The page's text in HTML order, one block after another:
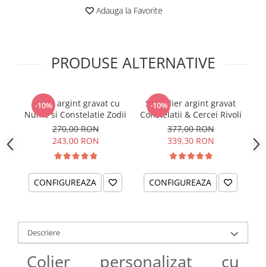
Adauga la Favorite
PRODUSE ALTERNATIVE
-10%
Colier argint gravat cu
Nume si Constelatie Zodii
270,00 RON
243,00 RON
CONFIGUREAZA
-10%
Set colier argint gravat
Constelatii & Cercei Rivoli
377,00 RON
339,30 RON
CONFIGUREAZA
Descriere
Colier personalizat cu